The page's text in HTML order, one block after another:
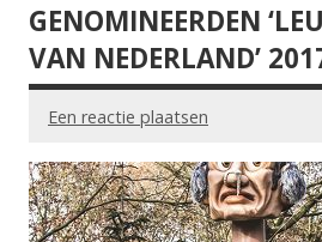
GENOMINEERDEN
VAN NEDERLAND’
Een reactie plaatsen